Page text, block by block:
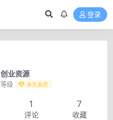
登录
创业资源
等级 永久会员
1
评论
7
收藏